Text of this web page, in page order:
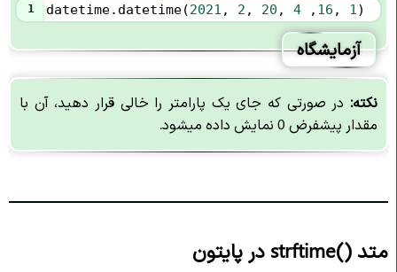
1 datetime. datetime(2021 , 2 , 20 , 4 , 16 , 1)
آزمایشگاه
نکته: در صورتی که جای یک پارامتر را خالی قرار دهید، آن با
مقدار پیشفرض 0 نمایش داده میشود.
متد ()strftime در پایتون